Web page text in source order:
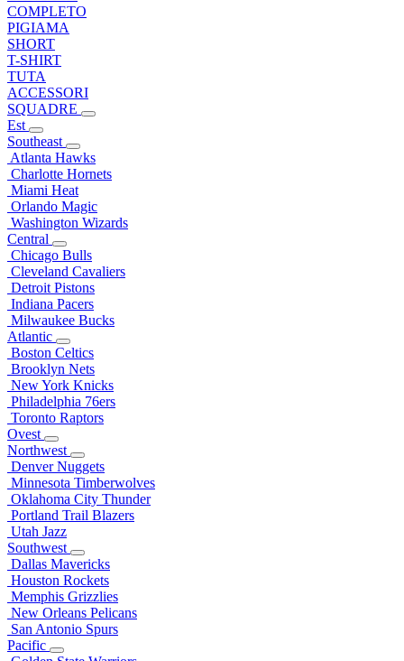
COMPLETO
PIGIAMA
SHORT
T-SHIRT
TUTA
ACCESSORI
SQUADRE
Est
Southeast
Atlanta Hawks
Charlotte Hornets
Miami Heat
Orlando Magic
Washington Wizards
Central
Chicago Bulls
Cleveland Cavaliers
Detroit Pistons
Indiana Pacers
Milwaukee Bucks
Atlantic
Boston Celtics
Brooklyn Nets
New York Knicks
Philadelphia 76ers
Toronto Raptors
Ovest
Northwest
Denver Nuggets
Minnesota Timberwolves
Oklahoma City Thunder
Portland Trail Blazers
Utah Jazz
Southwest
Dallas Mavericks
Houston Rockets
Memphis Grizzlies
New Orleans Pelicans
San Antonio Spurs
Pacific